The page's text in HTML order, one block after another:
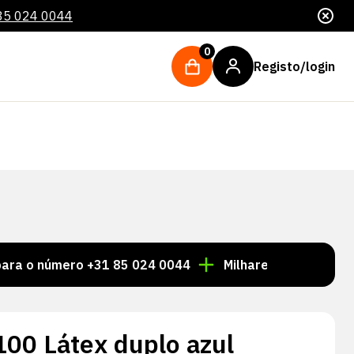
024 0044
0
Registo/login
+31 85 024 0044 Milhares de artigos sempre
Látex duplo azul